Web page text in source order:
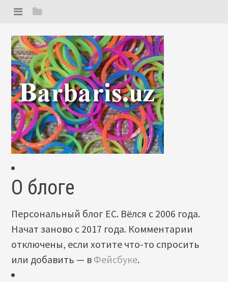
О блоге
Персональный блог ЕС. Вёлся с 2006 года.
Начат заново с 2017 года. Комментарии
отключены, если хотите что-то спросить
или добавить — в Фейсбуке.